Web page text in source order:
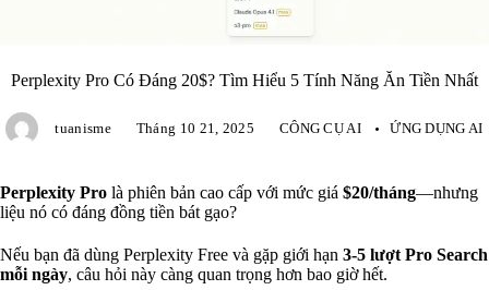
Perplexity Pro Có Đáng 20$? Tìm Hiểu 5 Tính Năng Ăn Tiền Nhất
tuanisme Tháng 10 21, 2025 CÔNG CỤ AI ỨNG DỤNG AI
Perplexity Pro là phiên bản cao cấp với mức giá $20/tháng—nhưng
liệu nó có đáng đồng tiền bát gạo?
Nếu bạn đã dùng Perplexity Free và gặp giới hạn 3-5 lượt Pro Search
mỗi ngày, câu hỏi này càng quan trọng hơn bao giờ hết.